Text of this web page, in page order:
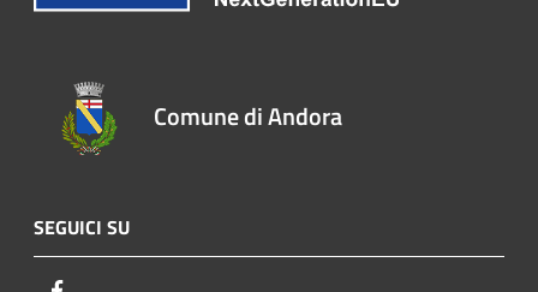
Comune di Andora
SEGUICI SU